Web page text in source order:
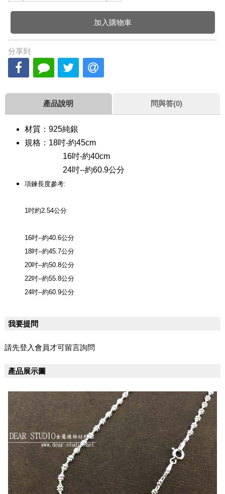
加入購物車
分享到
產品說明 問與答(0)
材質：925純銀
規格：18吋-約45cm
16吋-約40cm
24吋--約60.9公分
項鍊長度參考:
1吋約2.54公分
16吋--約40.6公分
18吋--約45.7公分
20吋--約50.8公分
22吋--約55.8公分
24吋--約60.9公分
我要提問
請先登入會員才可留言詢問
產品展示圖